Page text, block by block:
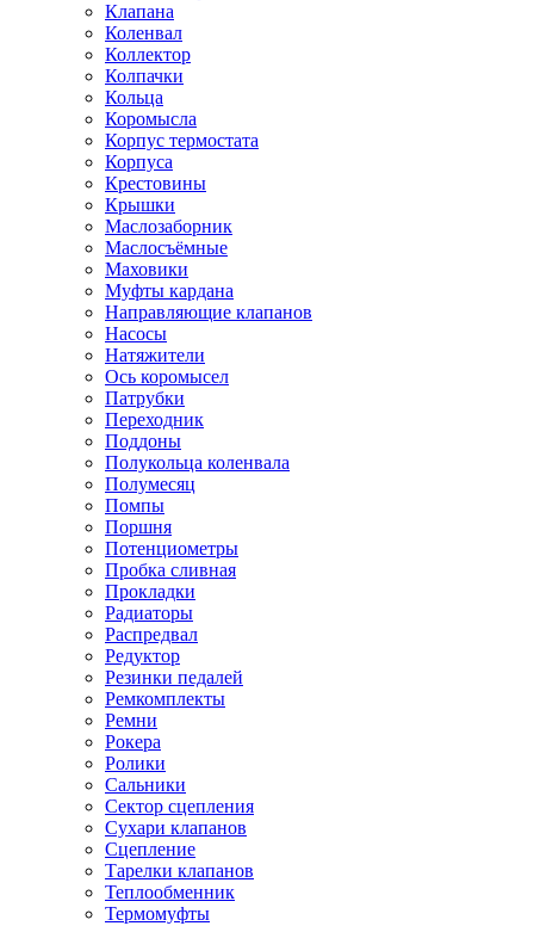
Клапана
Коленвал
Коллектор
Колпачки
Кольца
Коромысла
Корпус термостата
Корпуса
Крестовины
Крышки
Маслозаборник
Маслосъёмные
Маховики
Муфты кардана
Направляющие клапанов
Насосы
Натяжители
Ось коромысел
Патрубки
Переходник
Поддоны
Полукольца коленвала
Полумесяц
Помпы
Поршня
Потенциометры
Пробка сливная
Прокладки
Радиаторы
Распредвал
Редуктор
Резинки педалей
Ремкомплекты
Ремни
Рокера
Ролики
Сальники
Сектор сцепления
Сухари клапанов
Сцепление
Тарелки клапанов
Теплообменник
Термомуфты